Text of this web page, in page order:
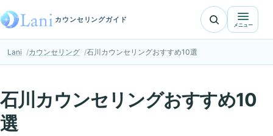
カウンセリングガイド
メニュー
Lani カウンセリング 石川カウンセリングおすすめ10選
石川カウンセリングおすすめ10
選